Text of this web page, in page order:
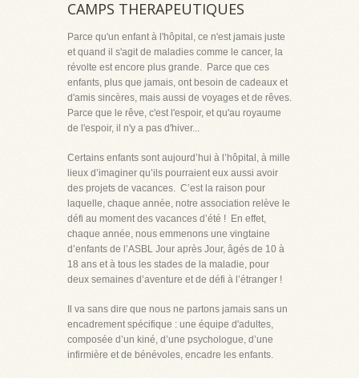
CAMPS THERAPEUTIQUES
Parce qu'un enfant à l'hôpital, ce n'est jamais juste
et quand il s'agit de maladies comme le cancer, la
révolte est encore plus grande. Parce que ces
enfants, plus que jamais, ont besoin de cadeaux et
d'amis sincères, mais aussi de voyages et de rêves.
Parce que le rêve, c'est l'espoir, et qu'au royaume
de l'espoir, il n'y a pas d'hiver...
Certains enfants sont aujourd’hui à l’hôpital, à mille
lieux d’imaginer qu’ils pourraient eux aussi avoir
des projets de vacances. C’est la raison pour
laquelle, chaque année, notre association relève le
défi au moment des vacances d’été ! En effet,
chaque année, nous emmenons une vingtaine
d’enfants de l’ASBL Jour après Jour, âgés de 10 à
18 ans et à tous les stades de la maladie, pour
deux semaines d’aventure et de défi à l’étranger !
Il va sans dire que nous ne partons jamais sans un
encadrement spécifique : une équipe d'adultes,
composée d’un kiné, d’une psychologue, d’une
infirmière et de bénévoles, encadre les enfants.